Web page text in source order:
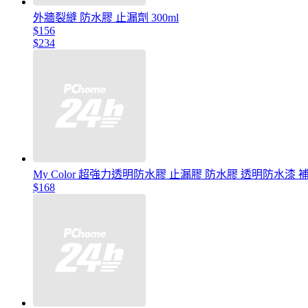
外牆裂縫 防水膠 止漏劑 300ml
$156
$234
My Color 超強力透明防水膠 止漏膠 防水膠 透明防水漆
$168